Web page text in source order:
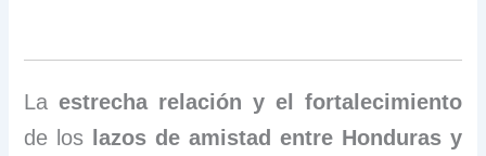
Laestrecha relación y el fortalecimiento
de los
lazos de amistad entre Honduras y